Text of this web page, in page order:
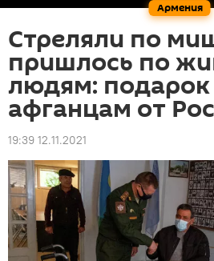
Армения
Стреляли по
пришлось по
людям:
афганцам от
19:39 12.11.2021